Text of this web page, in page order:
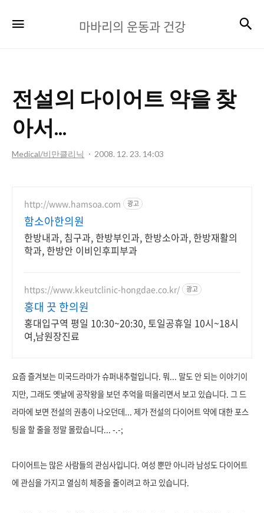
바
운
건
마바리의 운동과 건강
전설의 다이어트 약을 찾
아서...
Medical/비만클리닉 2008. 12. 23. 14:03
http://www.hamsoa.com 광고
함소아한의원
한방내과, 침구과, 한방부인과, 한방소아과, 한방재활의
학과, 한방안 이비인후피부과
https://www.kkeutclinic-hongdae.co.kr/ 광고
홍대 끗 한의원
홍대입구역 평일 10:30~20:30, 토일공휴일 10시~18시
여,남원장진료
요즘 즐겨보는 미국드라마가 슈퍼내추럴입니다. 뭐... 말도 안 되는 이야기이
지만, 그래도 옛날에 공작왕을 보던 추억을 떠올리면서 보고 있습니다. 그 드
라마에 보면 전설의 권총이 나오던데... 제가 전설의 다이어트 약에 대한 포스
팅을 할 줄을 정말 몰랐습니다... -.-;
다이어트는 많은 사람들의 관심사입니다. 여성 뿐만 아니라 남성도 다이어트
에 관심을 가지고 열심히 체중을 줄이려고 하고 있습니다.